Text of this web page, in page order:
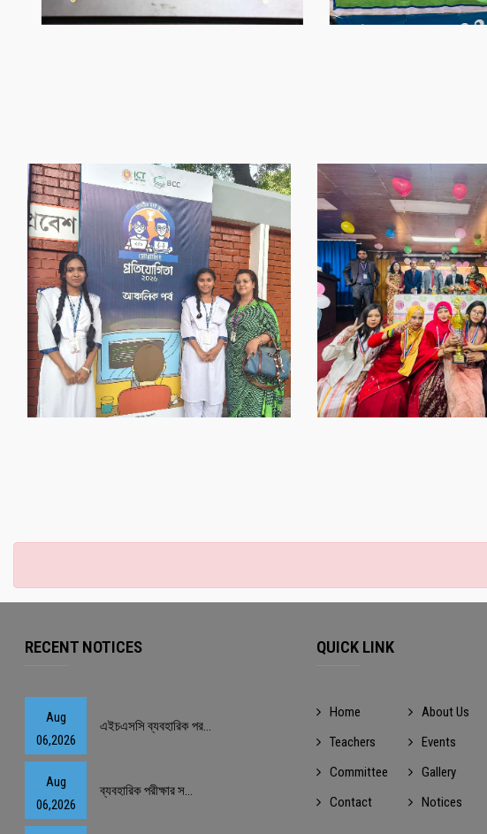
‌গৌর‌বের অর্জন
‌গৌর‌বের অর্জন
গৌরবের মুহূর্ত
গৌরবের মুহূর্ত
RECENT NOTICES
Aug
06,2026
এইচএসসি ব্যবহারিক পর...
Aug
06,2026
ব্যবহারিক পরীক্ষার স...
QUICK LINK
Home
About Us
Teachers
Events
Committee
Gallery
Contact
Notices